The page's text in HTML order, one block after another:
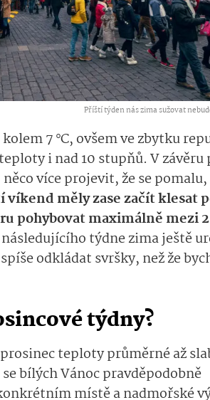
Příští týden nás zima sužovat
7 °C, ovšem ve zbytku
i nad 10 stupňů. V
více projevit, že se
měly zase začít klesat
pohybovat maximálně mezi
týdne zima ještě
odkládat svršky, než že
týdny?
teploty průměrné až
bílých Vánoc pravděpodobně
místě a nadmořské